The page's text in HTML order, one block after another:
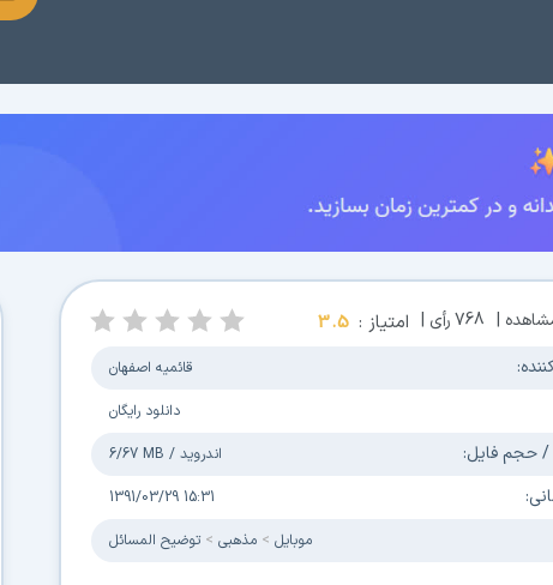
|
768رأی | امتیاز : 3.5
قائمیه اصفهان
دانلود رایگان
حجم فایل: 6/67 MB / اندروید
1391/03/29 15:31
موبایل مذهبی توضیح المسائل